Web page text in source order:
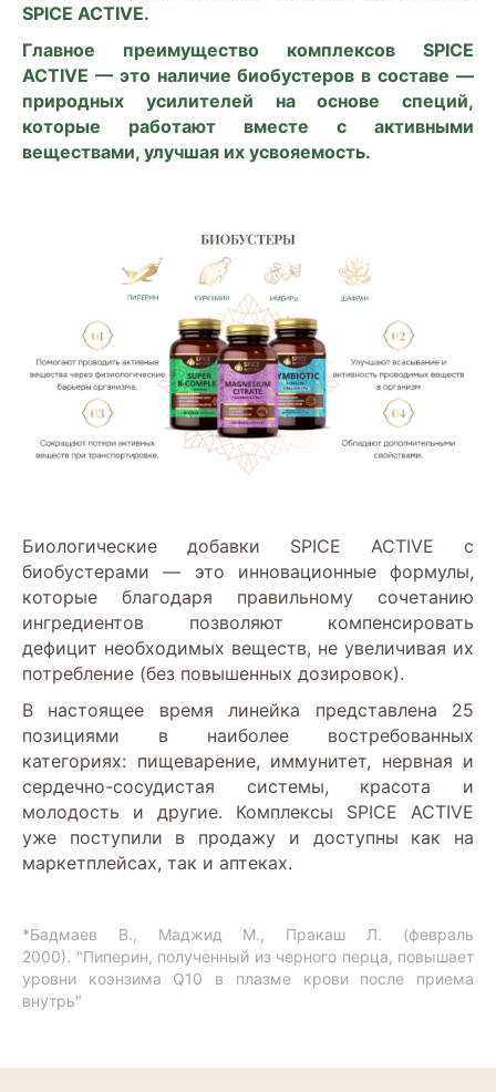
SPICE ACTIVE.
Главное преимущество комплексов SPICE
ACTIVE — это наличие биобустеров в составе —
природных усилителей на основе специй,
которые работают вместе с активными
веществами, улучшая их усвояемость.
Биологические добавки SPICE ACTIVE с
биобустерами — это инновационные формулы,
которые благодаря правильному сочетанию
ингредиентов позволяют компенсировать
дефицит необходимых веществ, не увеличивая их
потребление (без повышенных дозировок).
В настоящее время линейка представлена 25
позициями в наиболее востребованных
категориях: пищеварение, иммунитет, нервная и
сердечно-сосудистая системы, красота и
молодость и другие. Комплексы SPICE ACTIVE
уже поступили в продажу и доступны как на
маркетплейсах, так и аптеках.
*Бадмаев В., Маджид М., Пракаш Л. (февраль
2000). "Пиперин, полученный из черного перца, повышает
уровни коэнзима Q10 в плазме крови после приема
внутрь"